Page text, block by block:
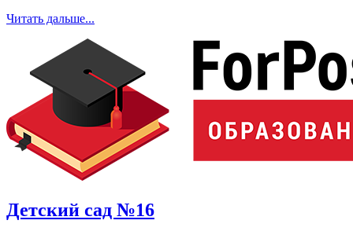
Читать дальше...
Детский сад №16